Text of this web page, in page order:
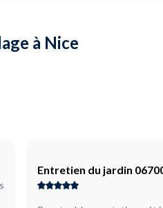
à Nice
Entretien du jardin
Var